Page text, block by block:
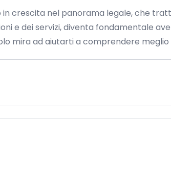
crescita nel panorama legale, che
e dei servizi, diventa fondamentale
mira ad aiutarti a comprendere meglio